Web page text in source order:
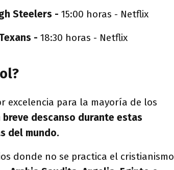
Steelers - 15:00 horas - Netflix
- 18:30 horas - Netflix
para la mayoría de los
descanso durante estas
del mundo.
donde no se practica el cristianismo